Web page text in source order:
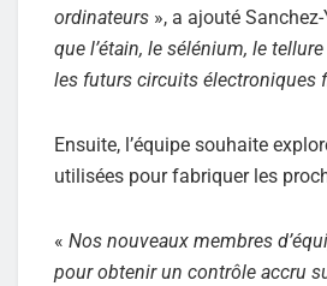
ordinateurs », a ajouté
que l’étain, le sélénium, le
les futurs circuits électroniques
Ensuite, l’équipe souhaite
utilisées pour fabriquer les
« Nos nouveaux membres
pour obtenir un contrôle accru